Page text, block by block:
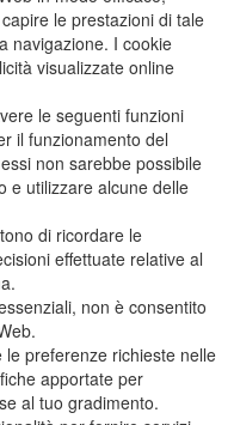
le prestazioni di tale
navigazione. I cookie
visualizzate online
le seguenti funzioni
il funzionamento del
non sarebbe possibile
e utilizzare alcune delle
di ricordare le
effettuate relative al
non è consentito
preferenze richieste nelle
apportate per
al tuo gradimento.